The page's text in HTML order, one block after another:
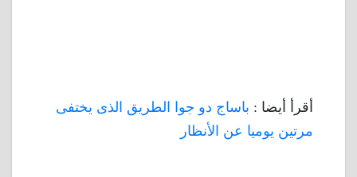
أقرأ أيضا : باساج دو جوا الطريق الذى يختفى
مرتين يوميا عن الأنظار